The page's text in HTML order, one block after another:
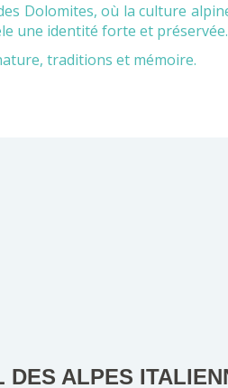
Dolomites, où la culture
une identité forte et préservée.
traditions et mémoire.
DES ALPES